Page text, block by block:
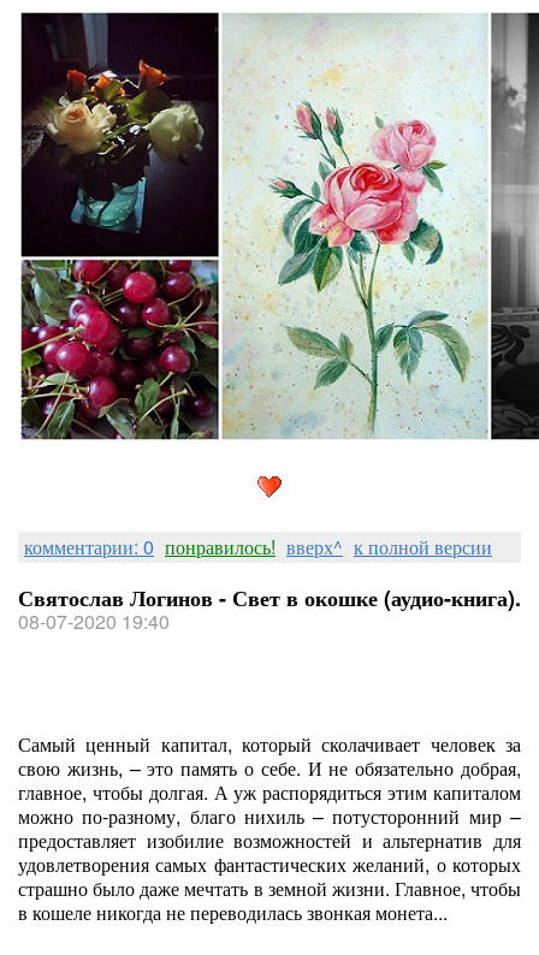
комментарии: 0 понравилось! вверх^ к полной версии
Святослав Логинов - Свет в окошке (аудио-книга).
08-07-2020 19:40
Самый ценный капитал, который сколачивает человек за
свою жизнь, – это память о себе. И не обязательно добрая,
главное, чтобы долгая. А уж распорядиться этим капиталом
можно по-разному, благо нихиль – потусторонний мир –
предоставляет изобилие возможностей и альтернатив для
удовлетворения самых фантастических желаний, о которых
страшно было даже мечтать в земной жизни. Главное, чтобы
в кошеле никогда не переводилась звонкая монета...